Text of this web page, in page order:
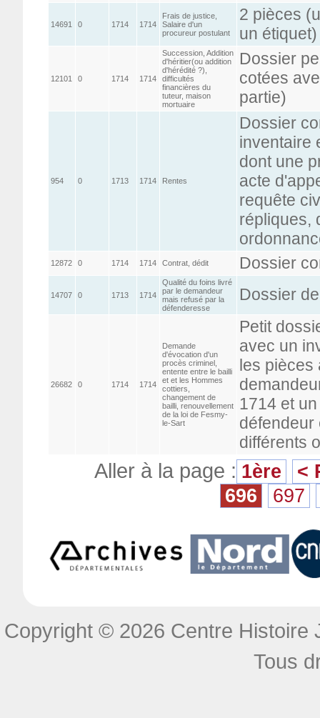
14691 0 1714 1714
Frais de justice,
Salaire d'un
procureur postulant
2 pièces
un
12101 0 1714 1714
Succession, Addition
d'héritier(ou addition
d'hérédité ?),
difficultés
financières du
tuteur, maison
mortuaire
Dossier
cotées
partie)
954 0 1713 1714 Rentes
Dossier
inventaire
dont une
acte
requête
répliques,
12872 0 1714 1714 Contrat, dédit Dossier
14707 0 1713 1714
Qualité du foins livré
par le demandeur
mais refusé par la
défenderesse
Dossier
26682 0 1714 1714
Demande
d'évocation d'un
procès criminel,
entente entre le bailli
et et les Hommes
cottiers,
changement de
bailli, renouvellement
de la loi de Fesmy-
le-Sart
Petit
avec un
les pièces
1714 et
défendeur
différents
Aller à la page : 1ère
<
696
697
Copyright © 2026 Centre Histoire
Tous